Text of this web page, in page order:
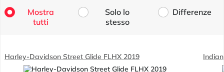
Mostra
tutti
Solo lo
stesso
Differenze
Harley-Davidson Street Glide FLHX 2019